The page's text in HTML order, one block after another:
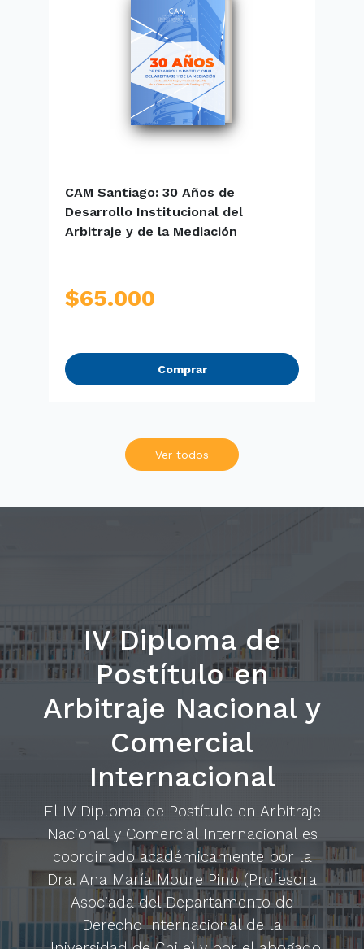
CAM Santiago: 30 Años de
Desarrollo Institucional del
Arbitraje y de la Mediación
$65.000
Comprar
Ver todos
IV Diploma de
Postítulo en
Arbitraje Nacional y
Comercial
Internacional
El IV Diploma de Postítulo en Arbitraje
Nacional y Comercial Internacional es
coordinado académicamente por la
Dra. Ana María Moure Pino (Profesora
Asociada del Departamento de
Derecho Internacional de la